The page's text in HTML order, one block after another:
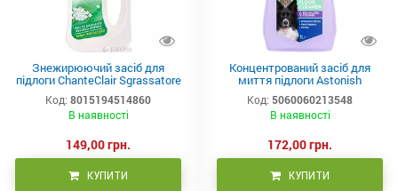
Знежирюючий засіб для
підлоги ChanteClair Sgrassatore
Білий мускус 750 мл
Код: 8015194514860
В наявності
149,00 грн.
КУПИТИ
Концентрований засіб для
миття підлоги Astonish
Код: 5060060213548
В наявності
172,00 грн.
КУПИТИ